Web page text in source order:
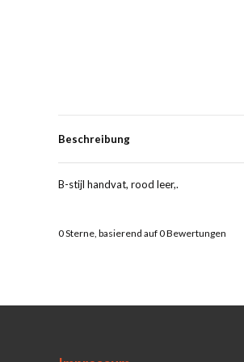
Beschreibung
B-stijl handvat, rood leer,.
0Sterne, basierend auf0Bewertungen